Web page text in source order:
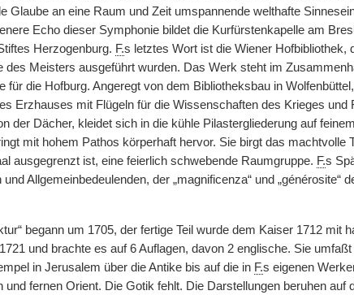
Glaube an eine Raum und Zeit umspannende welthafte
Echo dieser Symphonie bildet die Kurfürstenkapelle am
Herzogenburg. F.s letztes Wort ist die Wiener Hofbibliothek,
des Meisters ausgeführt wurden. Das Werk steht im
für die Hofburg. Angeregt von dem Bibliotheksbau in
Erzhauses mit Flügeln für die Wissenschaften des Krieges und
der Dächer, kleidet sich in die kühle Pilastergliederung auf
mit hohem Pathos körperhaft hervor. Sie birgt das machtvolle
ausgegrenzt ist, eine feierlich schwebende Raumgruppe. F.s
Allgemeinbedeulenden, der „magnificenza“ und „générosite“
begann um 1705, der fertige Teil wurde dem Kaiser 1712 mit
und brachte es auf 6 Auflagen, davon 2 englische. Sie umfaßt
in Jerusalem über die Antike bis auf die in F.s eigenen
und fernen Orient. Die Gotik fehlt. Die Darstellungen beruhen auf